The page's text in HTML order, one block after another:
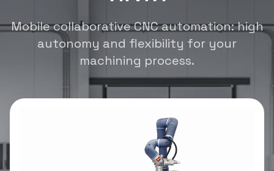
Mobile collaborative CNC automation: high
autonomy and flexibility for your
machining process.